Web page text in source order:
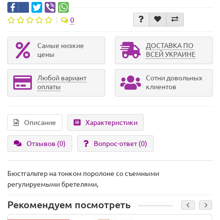
0
Самые низкие
цены
ДОСТАВКА ПО
ВСЕЙ УКРАИНЕ
Любой вариант
оплаты
Сотни довольных
клиентов
Описание Характеристики
Отзывов (0) Вопрос-ответ(0)
Бюстгальтер на тонком поролоне со съемными
регулируемыми бретелями,
Рекомендуем посмотреть